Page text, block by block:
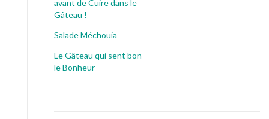
avant de Cuire dans le
Gâteau !
Salade Méchouia
Le Gâteau qui sent bon
le Bonheur